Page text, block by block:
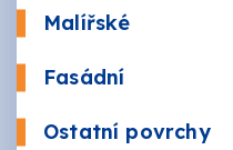
Malířské
Fasádní
Ostatní povrchy